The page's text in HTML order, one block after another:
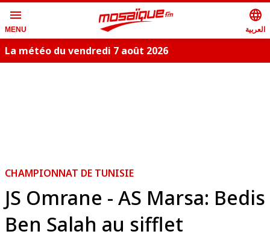
menu
MENU
language
العربية
La météo du vendredi 7 août 2026
CHAMPIONNAT DE TUNISIE
JS Omrane - AS Marsa: Bedis
Ben Salah au sifflet